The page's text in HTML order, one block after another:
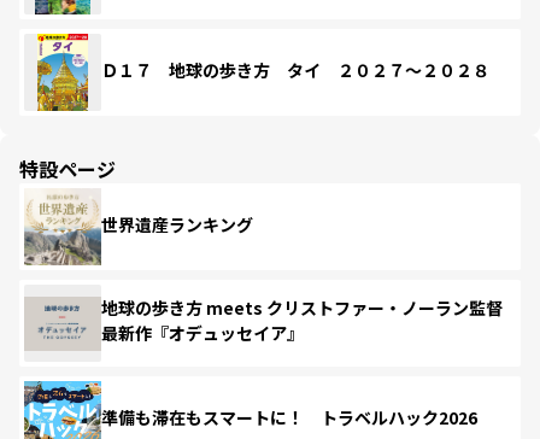
Ｄ１７ 地球の歩き方 タイ ２０２７～２０２８
特設ページ
世界遺産ランキング
地球の歩き方 meets クリストファー・ノーラン監督
最新作『オデュッセイア』
準備も滞在もスマートに！ トラベルハック2026